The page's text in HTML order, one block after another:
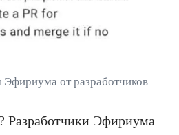
Эфириума от разработчиков
Разработчики Эфириума